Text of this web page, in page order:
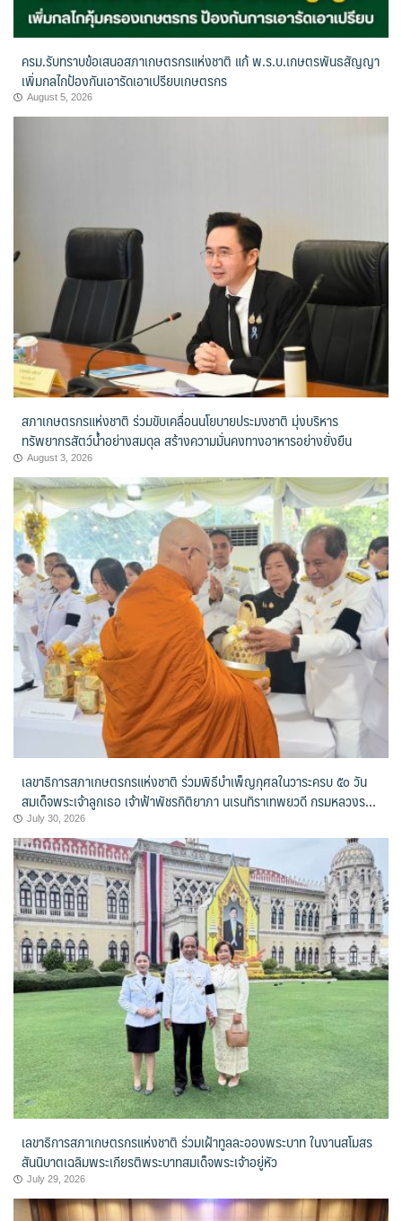
ครม.รับทราบข้อเสนอสภาเกษตรกรแห่งชาติ แก้ พ.ร.บ.เกษตรพันธสัญญา
เพิ่มกลไกป้องกันเอารัดเอาเปรียบเกษตรกร
August 5, 2026
สภาเกษตรกรแห่งชาติ ร่วมขับเคลื่อนนโยบายประมงชาติ มุ่งบริหาร
ทรัพยากรสัตว์น้ำอย่างสมดุล สร้างความมั่นคงทางอาหารอย่างยั่งยืน
August 3, 2026
เลขาธิการสภาเกษตรกรแห่งชาติ ร่วมพิธีบำเพ็ญกุศลในวาระครบ ๕๐ วัน
สมเด็จพระเจ้าลูกเธอ เจ้าฟ้าพัชรกิติยาภา นเรนทิราเทพยวดี กรมหลวงราช
สาริณีสิริพัชร มหาวัชรราชธิดา
July 30, 2026
เลขาธิการสภาเกษตรกรแห่งชาติ ร่วมเฝ้าทูลละอองพระบาท ในงานสโมสร
สันนิบาตเฉลิมพระเกียรติพระบาทสมเด็จพระเจ้าอยู่หัว
July 29, 2026